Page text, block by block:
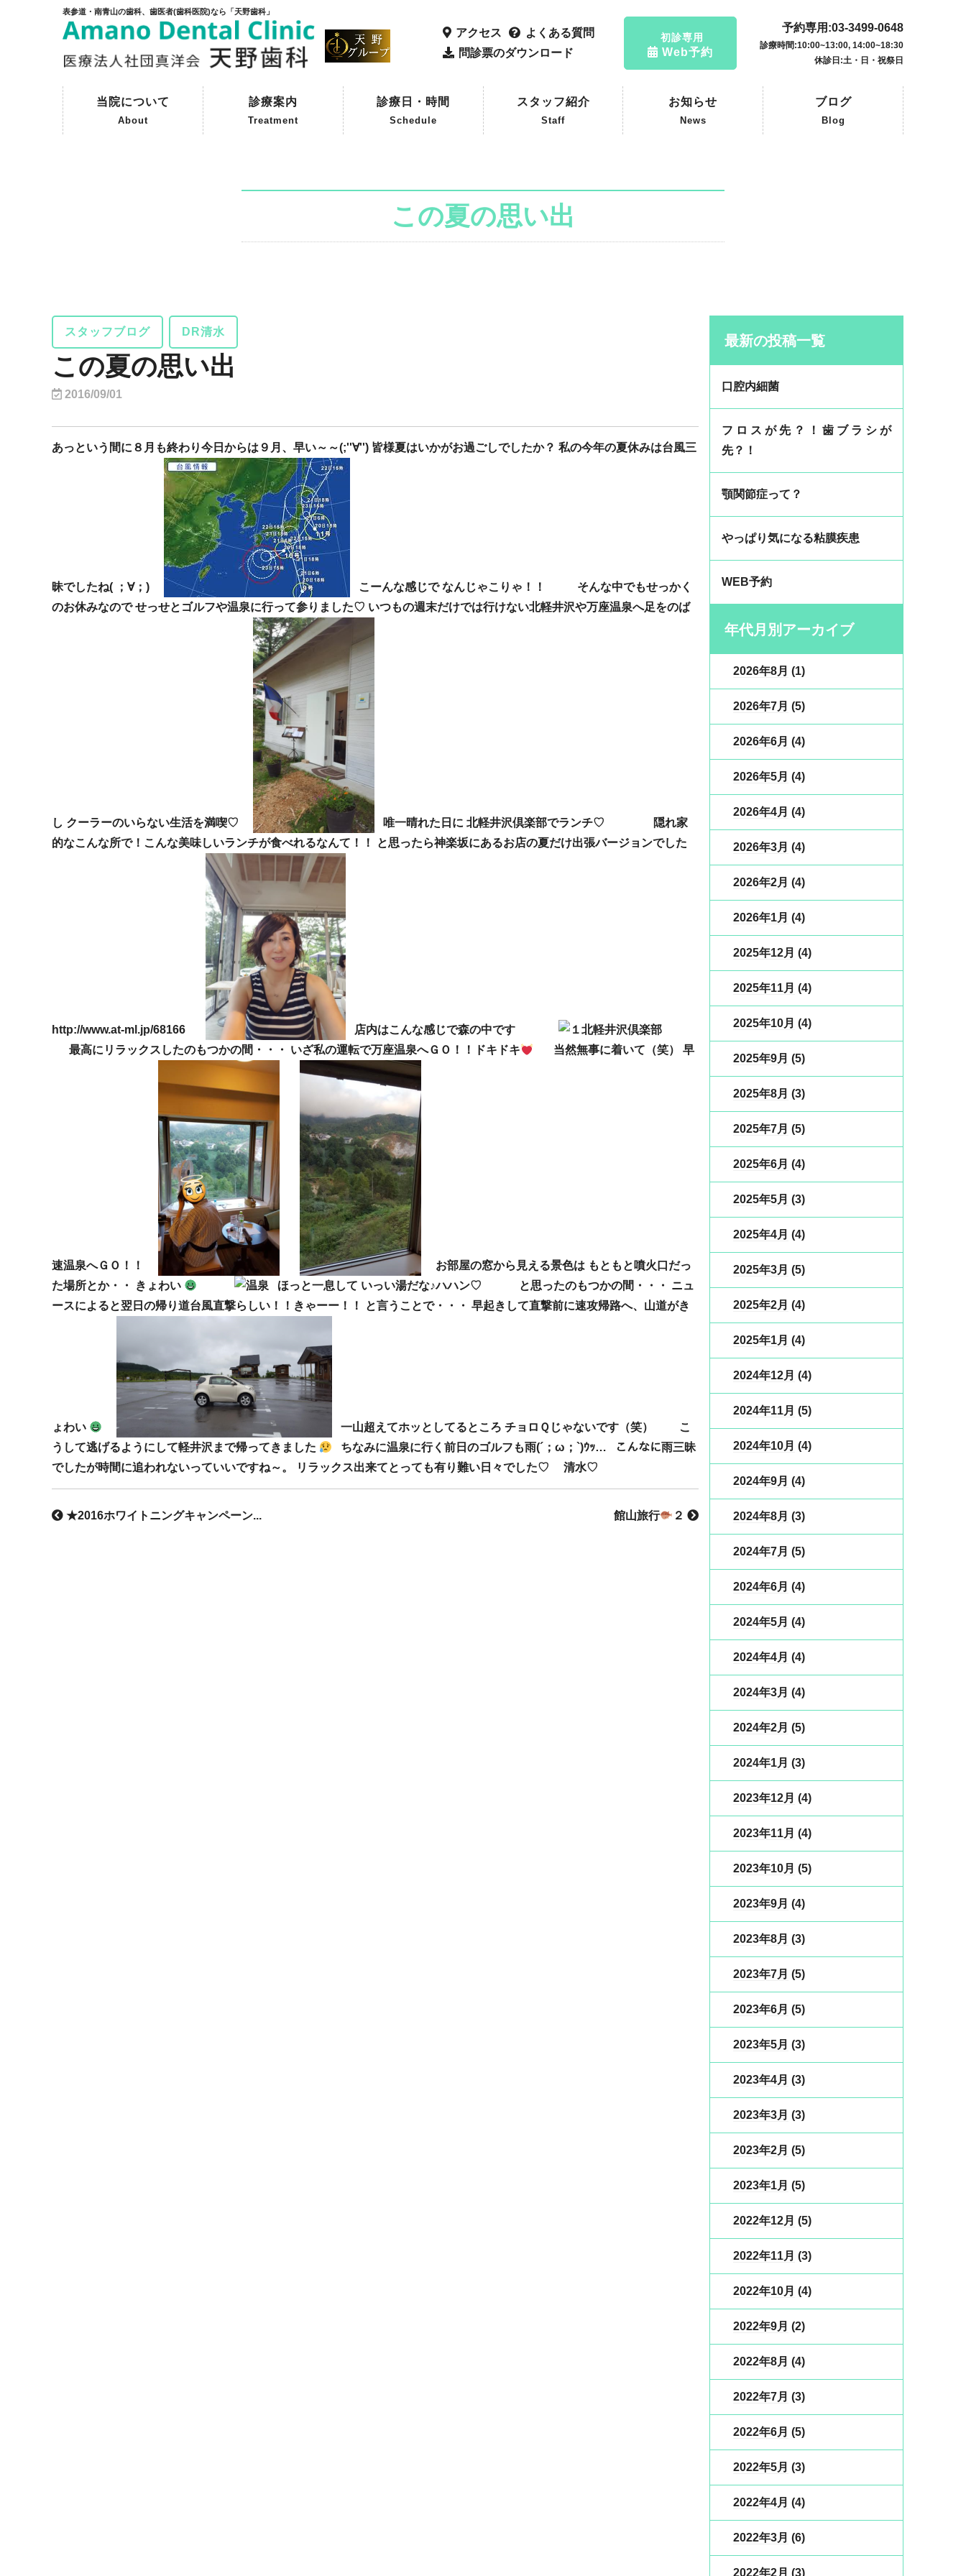
表参道・南青山の歯科、歯医者(歯科医院)なら「天野歯科」
アクセス
よくある質問
問診票のダウンロード
初診専用
Web予約
予約専用:03-3499-0648
診療時間:10:00~13:00, 14:00~18:30
休診日:土・日・祝祭日
当院について
About
診療案内
Treatment
診療日・時間
Schedule
スタッフ紹介
Staff
お知らせ
News
ブログ
Blog
この夏の思い出
スタッフブログ DR清水
この夏の思い出
2016/09/01
あっという間に８月も終わり今日からは９月、早い～～(;''∀'') 皆様夏はいかがお過ごしでしたか？ 私の今年の夏休みは台風三
昧でしたね( ；∀；)
こーんな感じで なんじゃこりゃ！！ そんな中でもせっかく
のお休みなので せっせとゴルフや温泉に行って参りました♡ いつもの週末だけでは行けない北軽井沢や万座温泉へ足をのば
し クーラーのいらない生活を満喫♡
唯一晴れた日に 北軽井沢倶楽部でランチ♡ 隠れ家
的なこんな所で！こんな美味しいランチが食べれるなんて！！ と思ったら神楽坂にあるお店の夏だけ出張バージョンでした
http://www.at-ml.jp/68166
店内はこんな感じで森の中です
最高にリラックスしたのもつかの間・・・ いざ私の運転で万座温泉へＧＯ！！ドキドキ
当然無事に着いて（笑） 早
速温泉へＧＯ！！
お部屋の窓から見える景色は もともと噴火口だっ
た場所とか・・ きょわい
ほっと一息して いっい湯だな♪ハハン♡ と思ったのもつかの間・・・ ニュ
ースによると翌日の帰り道台風直撃らしい！！きゃーー！！ と言うことで・・・ 早起きして直撃前に速攻帰路へ、山道がき
ょわい
一山超えてホッとしてるところ チョロＱじゃないです（笑） こ
うして逃げるようにして軽井沢まで帰ってきました
ちなみに温泉に行く前日のゴルフも雨(´；ω；`)ｳｯ… こんなに雨三昧
でしたが時間に追われないっていいですね～。 リラックス出来てとっても有り難い日々でした♡ 清水♡
館山旅行 ２
★2016ホワイトニングキャンペーン...
最新の投稿一覧
口腔内細菌
フロスが先？！歯ブラシが
先？！
顎関節症って？
やっぱり気になる粘膜疾患
WEB予約
年代月別アーカイブ
2026年8月 (1)
2026年7月 (5)
2026年6月 (4)
2026年5月 (4)
2026年4月 (4)
2026年3月 (4)
2026年2月 (4)
2026年1月 (4)
2025年12月 (4)
2025年11月 (4)
2025年10月 (4)
2025年9月 (5)
2025年8月 (3)
2025年7月 (5)
2025年6月 (4)
2025年5月 (3)
2025年4月 (4)
2025年3月 (5)
2025年2月 (4)
2025年1月 (4)
2024年12月 (4)
2024年11月 (5)
2024年10月 (4)
2024年9月 (4)
2024年8月 (3)
2024年7月 (5)
2024年6月 (4)
2024年5月 (4)
2024年4月 (4)
2024年3月 (4)
2024年2月 (5)
2024年1月 (3)
2023年12月 (4)
2023年11月 (4)
2023年10月 (5)
2023年9月 (4)
2023年8月 (3)
2023年7月 (5)
2023年6月 (5)
2023年5月 (3)
2023年4月 (3)
2023年3月 (3)
2023年2月 (5)
2023年1月 (5)
2022年12月 (5)
2022年11月 (3)
2022年10月 (4)
2022年9月 (2)
2022年8月 (4)
2022年7月 (3)
2022年6月 (5)
2022年5月 (3)
2022年4月 (4)
2022年3月 (6)
2022年2月 (3)